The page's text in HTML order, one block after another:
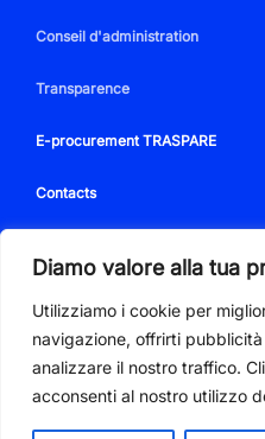
Diamo valore alla tua
Utilizziamo i cookie per
navigazione, offrirti
analizzare il nostro traffico.
acconsenti al nostro utilizzo
Conseil d'administration
Transparence
E-procurement TRASPARE
Contacts
PIVA 01350350086
Via Quinto Mansuino snc 18038
Tel. +39.0184.51711
Privacy Policy
Cookie Policy